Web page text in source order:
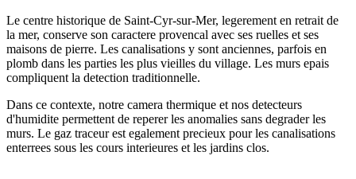
Le centre historique de Saint-Cyr-sur-Mer, legerement en retrait de
la mer, conserve son caractere provencal avec ses ruelles et ses
maisons de pierre. Les canalisations y sont anciennes, parfois en
plomb dans les parties les plus vieilles du village. Les murs epais
compliquent la detection traditionnelle.
Dans ce contexte, notre camera thermique et nos detecteurs
d'humidite permettent de reperer les anomalies sans degrader les
murs. Le gaz traceur est egalement precieux pour les canalisations
enterrees sous les cours interieures et les jardins clos.